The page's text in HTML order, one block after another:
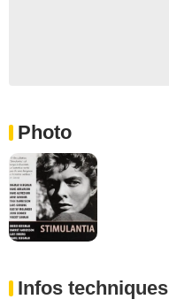
Photo
Infos techniques